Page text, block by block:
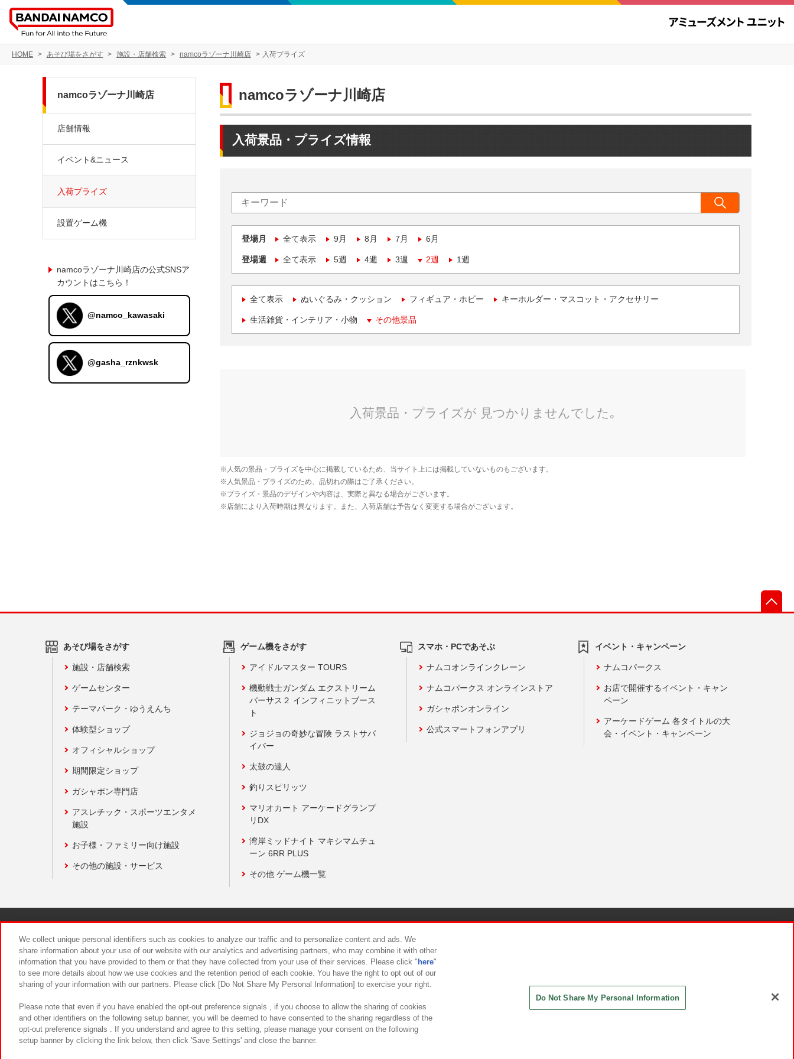
HOME あそび場をさがす 施設・店舗検索 namcoラゾーナ川崎店 入荷プライズ
namcoラゾーナ川崎店
入荷景品・プライズ情報
登場月 全て表示 9月 8月 7月 6月
登場週 全て表示 5週 4週 3週 2週 1週
全て表示 ぬいぐるみ・クッション フィギュア・ホビー キーホルダー・マスコット・アクセサリー
生活雑貨・インテリア・小物 その他景品
namcoラゾーナ川崎店
店舗情報
イベント&ニュース
入荷プライズ
設置ゲーム機
namcoラゾーナ川崎店の公式SNSア
カウントはこちら！
@namco_kawasaki
@gasha_rznkwsk
あそび場をさがす
施設・店舗検索
ゲームセンター
テーマパーク・ゆうえんち
体験型ショップ
オフィシャルショップ
期間限定ショップ
ガシャポン専門店
アスレチック・スポーツエンタメ
施設
お子様・ファミリー向け施設
その他の施設・サービス
ゲーム機をさがす
アイドルマスター TOURS
機動戦士ガンダム エクストリーム
バーサス２ インフィニットブース
ト
ジョジョの奇妙な冒険 ラストサバ
イバー
太鼓の達人
釣りスピリッツ
マリオカート アーケードグランプ
リDX
湾岸ミッドナイト マキシマムチュ
ーン 6RR PLUS
その他 ゲーム機一覧
スマホ・PCであそぶ
ナムコオンラインクレーン
ナムコパークス オンラインストア
ガシャポンオンライン
公式スマートフォンアプリ
イベント・キャンペーン
ナムコパークス
お店で開催するイベント・キャン
ペーン
アーケードゲーム 各タイトルの大
会・イベント・キャンペーン
食品のご提供について カスタマーハラスメント対応方針
We collect unique personal identifiers such as cookies to analyze our traffic and to personalize content and ads. We
share information about your use of our website with our analytics and advertising partners, who may combine it with other
information that you have provided to them or that they have collected from your use of their services. Please click " here"
to see more details about how we use cookies and the retention period of each cookie. You have the right to opt out of our
sharing of your information with our partners. Please click [Do Not Share My Personal Information] to exercise your right.
Please note that even if you have enabled the opt-out preference signals , if you choose to allow the sharing of cookies
and other identifiers on the following setup banner, you will be deemed to have consented to the sharing regardless of the
opt-out preference signals . If you understand and agree to this setting, please manage your consent on the following
setup banner by clicking the link below, then click 'Save Settings' and close the banner.
Do Not Share My Personal Information